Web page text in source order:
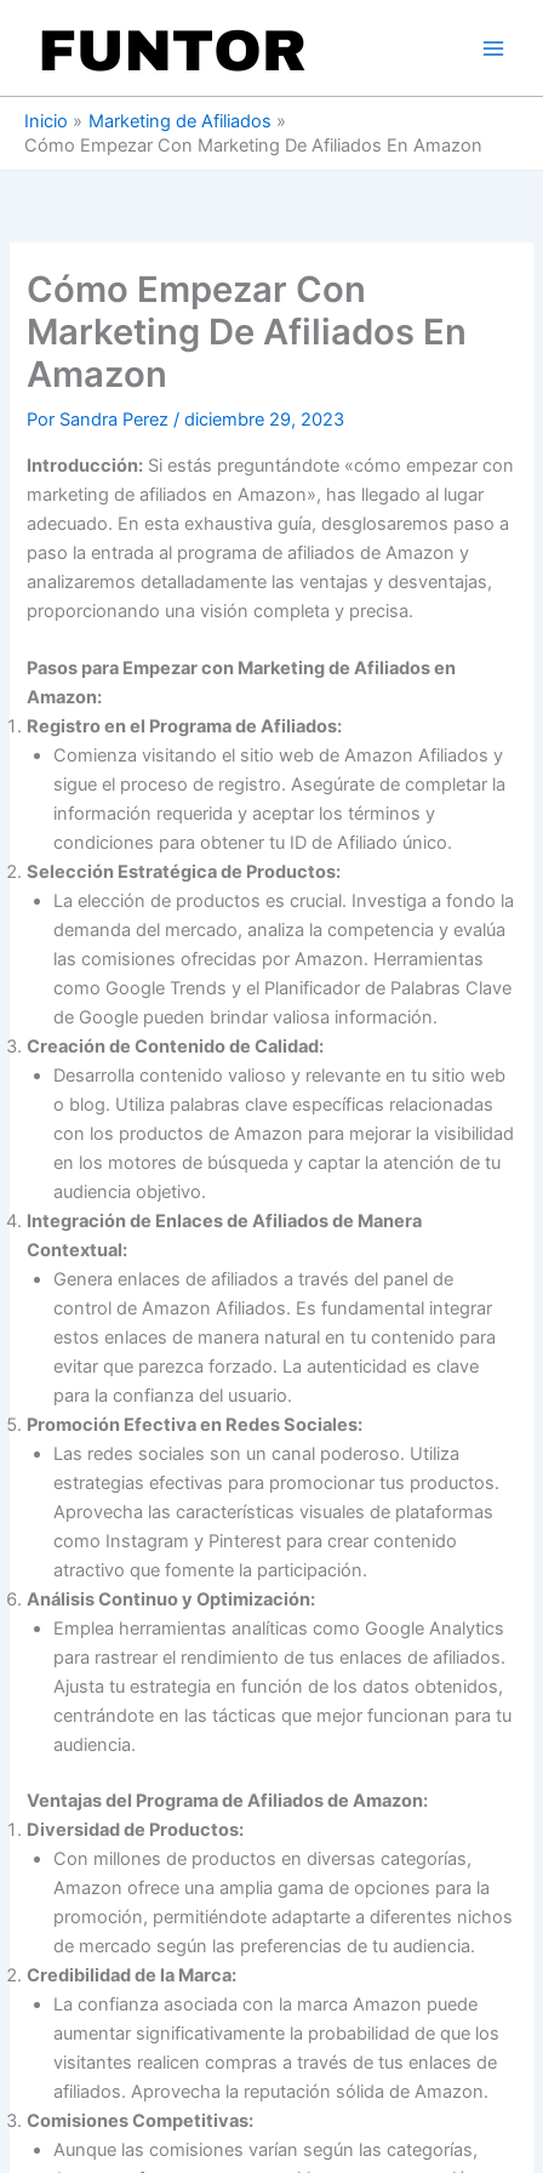
contenido
Inicio
Marketing de Afiliados
Cómo Empezar Con Marketing De Afiliados En Amazon
Cómo Empezar Con
Marketing De Afiliados En
Amazon
Por Sandra Perez/diciembre 29, 2023
Introducción: Si estás preguntándote «cómo empezar con
marketing de afiliados en Amazon», has llegado al lugar
adecuado. En esta exhaustiva guía, desglosaremos paso a
paso la entrada al programa de afiliados de Amazon y
analizaremos detalladamente las ventajas y desventajas,
proporcionando una visión completa y precisa.
Pasos para Empezar con Marketing de Afiliados en
Amazon:
Registro en el Programa de Afiliados:
Comienza visitando el sitio web de Amazon Afiliados y
sigue el proceso de registro. Asegúrate de completar la
información requerida y aceptar los términos y
condiciones para obtener tu ID de Afiliado único.
Selección Estratégica de Productos:
La elección de productos es crucial. Investiga a fondo la
demanda del mercado, analiza la competencia y evalúa
las comisiones ofrecidas por Amazon. Herramientas
como Google Trends y el Planificador de Palabras Clave
de Google pueden brindar valiosa información.
Creación de Contenido de Calidad:
Desarrolla contenido valioso y relevante en tu sitio web
o blog. Utiliza palabras clave específicas relacionadas
con los productos de Amazon para mejorar la visibilidad
en los motores de búsqueda y captar la atención de tu
audiencia objetivo.
Integración de Enlaces de Afiliados de Manera
Contextual:
Genera enlaces de afiliados a través del panel de
control de Amazon Afiliados. Es fundamental integrar
estos enlaces de manera natural en tu contenido para
evitar que parezca forzado. La autenticidad es clave
para la confianza del usuario.
Promoción Efectiva en Redes Sociales:
Las redes sociales son un canal poderoso. Utiliza
estrategias efectivas para promocionar tus productos.
Aprovecha las características visuales de plataformas
como Instagram y Pinterest para crear contenido
atractivo que fomente la participación.
Análisis Continuo y Optimización:
Emplea herramientas analíticas como Google Analytics
para rastrear el rendimiento de tus enlaces de afiliados.
Ajusta tu estrategia en función de los datos obtenidos,
centrándote en las tácticas que mejor funcionan para tu
audiencia.
Ventajas del Programa de Afiliados de Amazon:
Diversidad de Productos:
Con millones de productos en diversas categorías,
Amazon ofrece una amplia gama de opciones para la
promoción, permitiéndote adaptarte a diferentes nichos
de mercado según las preferencias de tu audiencia.
Credibilidad de la Marca:
La confianza asociada con la marca Amazon puede
aumentar significativamente la probabilidad de que los
visitantes realicen compras a través de tus enlaces de
afiliados. Aprovecha la reputación sólida de Amazon.
Comisiones Competitivas:
Aunque las comisiones varían según las categorías,